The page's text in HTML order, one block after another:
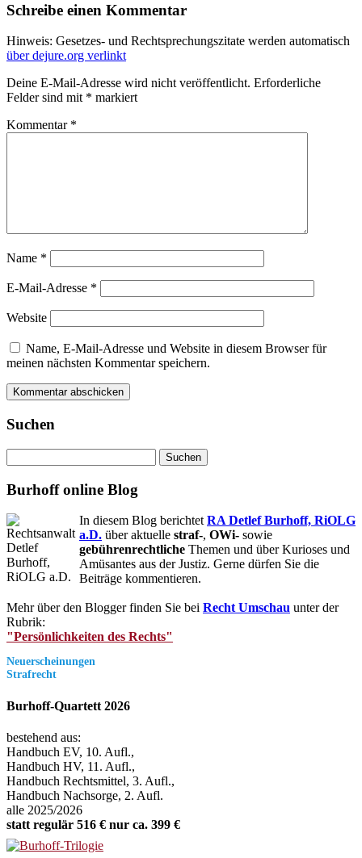
Schreibe einen Kommentar
Hinweis: Gesetzes- und Rechtsprechungszitate werden automatisch
über dejure.org verlinkt
Deine E-Mail-Adresse wird nicht veröffentlicht. Erforderliche
Felder sind mit * markiert
Kommentar *
Name *
E-Mail-Adresse *
Website
Name, E-Mail-Adresse und Website in diesem Browser für
meinen nächsten Kommentar speichern.
Suchen
nach:
Burhoff online Blog
In diesem Blog berichtet RA Detlef Burhoff, RiOLG
a.D. über aktuelle straf-, OWi- sowie
gebührenrechtliche Themen und über Kurioses und
Amüsantes aus der Justiz. Gerne dürfen Sie die
Beiträge kommentieren.
Mehr über den Blogger finden Sie bei Recht Umschau unter der
Rubrik:
"Persönlichkeiten des Rechts"
Neuerscheinungen
Strafrecht
Burhoff-Quartett 2026
bestehend aus:
Handbuch EV, 10. Aufl.,
Handbuch HV, 11. Aufl.,
Handbuch Rechtsmittel, 3. Aufl.,
Handbuch Nachsorge, 2. Aufl.
alle 2025/2026
statt regulär 516 € nur ca. 399 €